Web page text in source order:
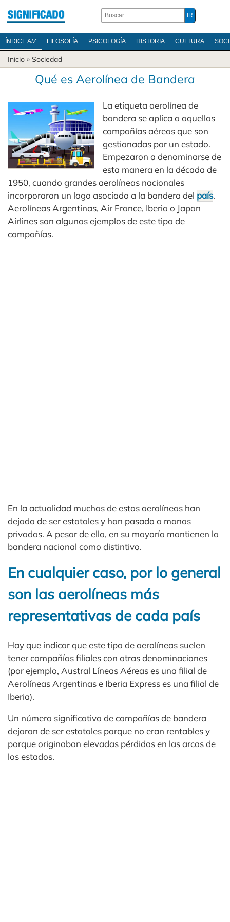
ÍNDICE A/Z FILOSOFÍA PSICOLOGÍA HISTORIA CULTURA
Inicio » Sociedad
Qué es Aerolínea de Bandera
La etiqueta aerolínea de
bandera se aplica a aquellas
compañías aéreas que son
gestionadas por un estado.
Empezaron a denominarse de
esta manera en la década de
1950, cuando grandes aerolíneas nacionales
incorporaron un logo asociado a la bandera del país.
Aerolíneas Argentinas, Air France, Iberia o Japan
Airlines son algunos ejemplos de este tipo de
compañías.
En la actualidad muchas de estas aerolíneas han
dejado de ser estatales y han pasado a manos
privadas. A pesar de ello, en su mayoría mantienen la
bandera nacional como distintivo.
En cualquier caso, por lo general
son las aerolíneas más
representativas de cada país
Hay que indicar que este tipo de aerolíneas suelen
tener compañías filiales con otras denominaciones
(por ejemplo, Austral Líneas Aéreas es una filial de
Aerolíneas Argentinas e Iberia Express es una filial de
Iberia).
Un número significativo de compañías de bandera
dejaron de ser estatales porque no eran rentables y
porque originaban elevadas pérdidas en las arcas de
los estados.